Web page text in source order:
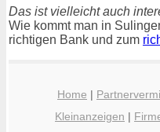
Das ist vielleicht auch
Wie kommt man in
richtigen Bank und zum
Home |
Kleinanzeigen |